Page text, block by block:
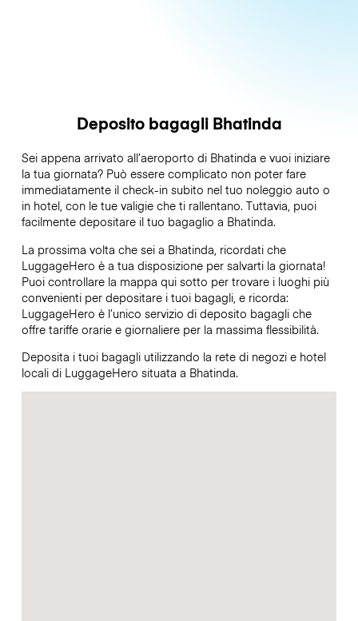
Deposito bagagli Bhatinda
Sei appena arrivato all’aeroporto di Bhatinda e vuoi iniziare
la tua giornata? Può essere complicato non poter fare
immediatamente il check-in subito nel tuo noleggio auto o
in hotel, con le tue valigie che ti rallentano. Tuttavia, puoi
facilmente depositare il tuo bagaglio a Bhatinda.
La prossima volta che sei a Bhatinda, ricordati che
LuggageHero è a tua disposizione per salvarti la giornata!
Puoi controllare la mappa qui sotto per trovare i luoghi più
convenienti per depositare i tuoi bagagli, e ricorda:
LuggageHero è l’unico servizio di deposito bagagli che
offre tariffe orarie e giornaliere per la massima flessibilità.
Deposita i tuoi bagagli utilizzando la rete di negozi e hotel
locali di LuggageHero situata a Bhatinda.